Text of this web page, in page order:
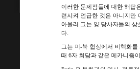
이러한 문제점들에 대한 해답
련시켜 언급한 것은 아니지만
아울러 그는 양 당사자들의
다.
그는 미 -북 협상에서 비핵화를
때 6자 회담과 같은 메카니즘